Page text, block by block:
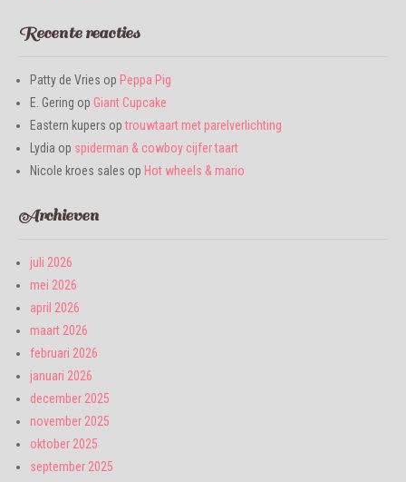
Recente reacties
Patty de Vries op Peppa Pig
E. Gering op Giant Cupcake
Eastern kupers optrouwtaart met parelverlichting
Lydia op spiderman & cowboy cijfer taart
Nicole kroes sales op Hot wheels & mario
Archieven
juli 2026
mei 2026
april 2026
maart 2026
februari 2026
januari 2026
december 2025
november 2025
oktober 2025
september 2025